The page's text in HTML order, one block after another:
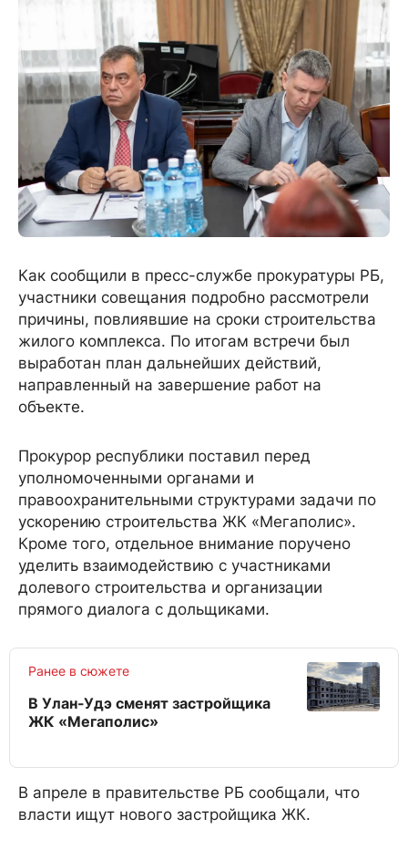
Как сообщили в пресс-службе прокуратуры РБ,
участники совещания подробно рассмотрели
причины, повлиявшие на сроки строительства
жилого комплекса. По итогам встречи был
выработан план дальнейших действий,
направленный на завершение работ на
объекте.
Прокурор республики поставил перед
уполномоченными органами и
правоохранительными структурами задачи по
ускорению строительства ЖК «Мегаполис».
Кроме того, отдельное внимание поручено
уделить взаимодействию с участниками
долевого строительства и организации
прямого диалога с дольщиками.
Ранее в сюжете
В Улан-Удэ сменят застройщика
ЖК «Мегаполис»
В апреле в правительстве РБ сообщали, что
власти ищут нового застройщика ЖК.